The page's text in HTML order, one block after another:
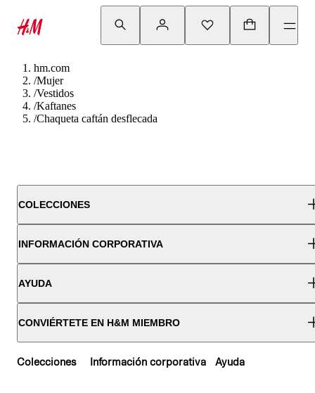
hm.com
/Mujer
/Vestidos
/Kaftanes
/Chaqueta caftán desflecada
COLECCIONES
INFORMACIÓN CORPORATIVA
AYUDA
CONVIÉRTETE EN H&M MIEMBRO
Colecciones Información corporativa Ayuda